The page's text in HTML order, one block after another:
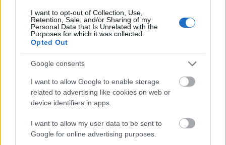
I want to opt-out of Collection, Use,
Retention, Sale, and/or Sharing of my
Personal Data that Is Unrelated with the
Purposes for which it was collected.
Opted Out
Google consents
I want to allow Google to enable storage
related to advertising like cookies on web or
device identifiers in apps.
I want to allow my user data to be sent to
Google for online advertising purposes.
–Kaatumisia on toki sattunut muidenkin
joukkueiden urheilijoille, mutta meidän
joukkueemme pitää silti tehdä jotain
välttääksemme ne jatkossa. Meille on tullut
–Sprinttikisoissa pitää hiihtää taitavasti tiiviissä
aggressiivisuutta sekä kehonhallintaa. Ehkä
meidän pitäisi järjestää harjoitusleiri Suomen